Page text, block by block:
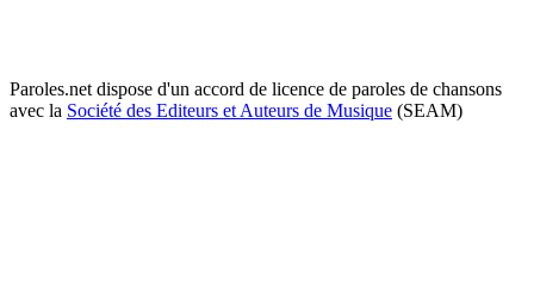
Paroles.net dispose d'un accord de licence de paroles de chansons
avec la Société des Editeurs et Auteurs de Musique (SEAM)